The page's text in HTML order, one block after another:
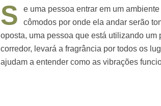
S
e uma pessoa entrar em um
cômodos por onde ela andar serão
oposta, uma pessoa que está utilizando
corredor, levará a fragrância por todos os
ajudam a entender como as vibrações